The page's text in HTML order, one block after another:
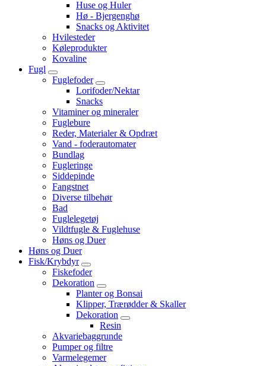
Huse og Huler
Hø - Bjergenghø
Snacks og Aktivitet
Hvilesteder
Køleprodukter
Kovaline
Fugl
Fuglefoder
Lorifoder/Nektar
Snacks
Vitaminer og mineraler
Fuglebure
Reder, Materialer & Opdræt
Vand - foderautomater
Bundlag
Fugleringe
Siddepinde
Fangstnet
Diverse tilbehør
Bad
Fuglelegetøj
Vildtfugle & Fuglehuse
Høns og Duer
Høns og Duer
Fisk/Krybdyr
Fiskefoder
Dekoration
Planter og Bonsai
Klipper, Trærødder & Skaller
Dekoration
Resin
Akvariebaggrunde
Pumper og filtre
Varmelegemer